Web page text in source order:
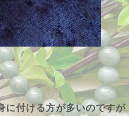
に付ける方が多いのですが